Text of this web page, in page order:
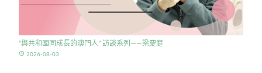
“與共和國同成長的澳門人” 訪談系列——梁慶庭
access_time 2026-08-03